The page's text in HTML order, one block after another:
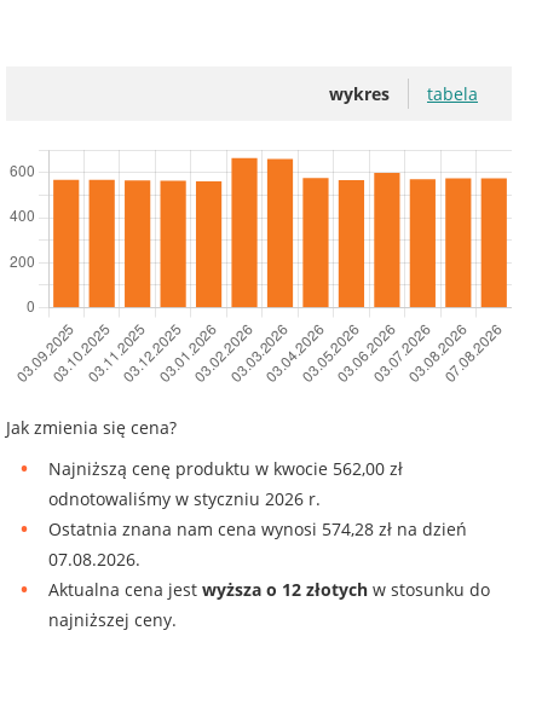
wykres tabela
Jak zmienia się cena?
Najniższą cenę produktu w kwocie 562,00 zł
odnotowaliśmy w styczniu 2026 r.
Ostatnia znana nam cena wynosi 574,28 zł na dzień
07.08.2026.
Aktualna cena jest wyższa o 12 złotych w stosunku do
najniższej ceny.